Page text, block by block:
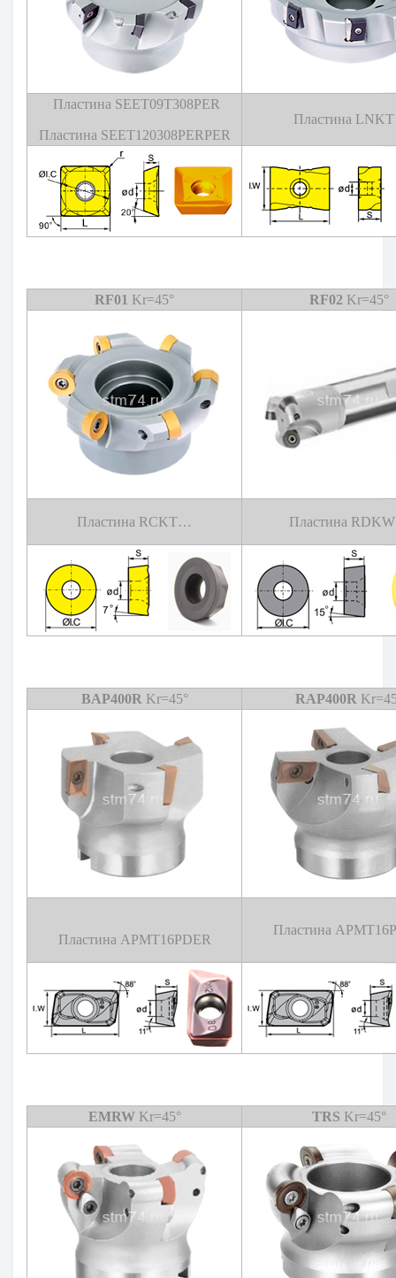
Пластина SEET09T308PER
Пластина SEET120308PERPER
Пластина
RF01 Kr=45° RF02 Kr=45°
Пластина RCKT… Пластина
BAP400R Kr=45° RAP400R
Пластина APMT16PDER
Пластина
EMRW Kr=45° TRS Kr=45°